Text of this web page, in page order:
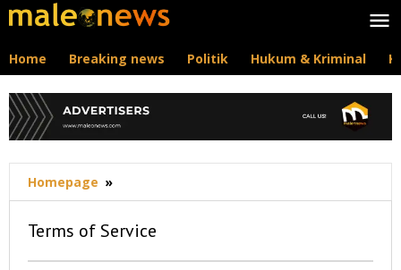
Lewati
ke
Home Breaking news Politik Hukum & Kriminal
Homepage »
of
Terms of Service